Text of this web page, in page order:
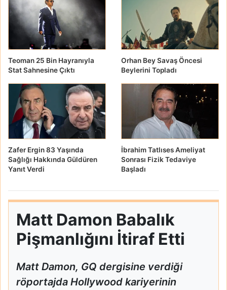
Teoman 25 Bin Hayranıyla
Stat Sahnesine Çıktı
Orhan Bey Savaş Öncesi
Beylerini Topladı
Zafer Ergin 83 Yaşında
Sağlığı Hakkında Güldüren
Yanıt Verdi
İbrahim Tatlıses Ameliyat
Sonrası Fizik Tedaviye
Başladı
Matt Damon Babalık
Pişmanlığını İtiraf Etti
Matt Damon, GQ dergisine verdiği
röportajda Hollywood kariyerinin